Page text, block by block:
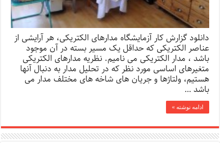
دانلود گزارش کار آزمایشگاه مدارهای الکتریکی، هر آرایشی از
عناصر الکتریکی که حداقل یک مسیر بسته در آن موجود
باشد ، مدار الکتریکی می نامیم. نظریه مدارهای الکتریکی
متغیرهای اساسی مورد نظر که در تحلیل مدار به دنبال آنها
هستیم، ولتاژها و جریان های شاخه های مختلف مدار می
باشد …
ادامه نوشته »